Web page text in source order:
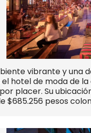
vibrante y una
hotel de moda de
placer. Su
$685.256 pesos